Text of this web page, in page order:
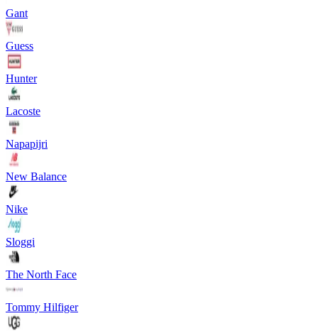
Gant
Guess
Hunter
Lacoste
Napapijri
New Balance
Nike
Sloggi
The North Face
Tommy Hilfiger